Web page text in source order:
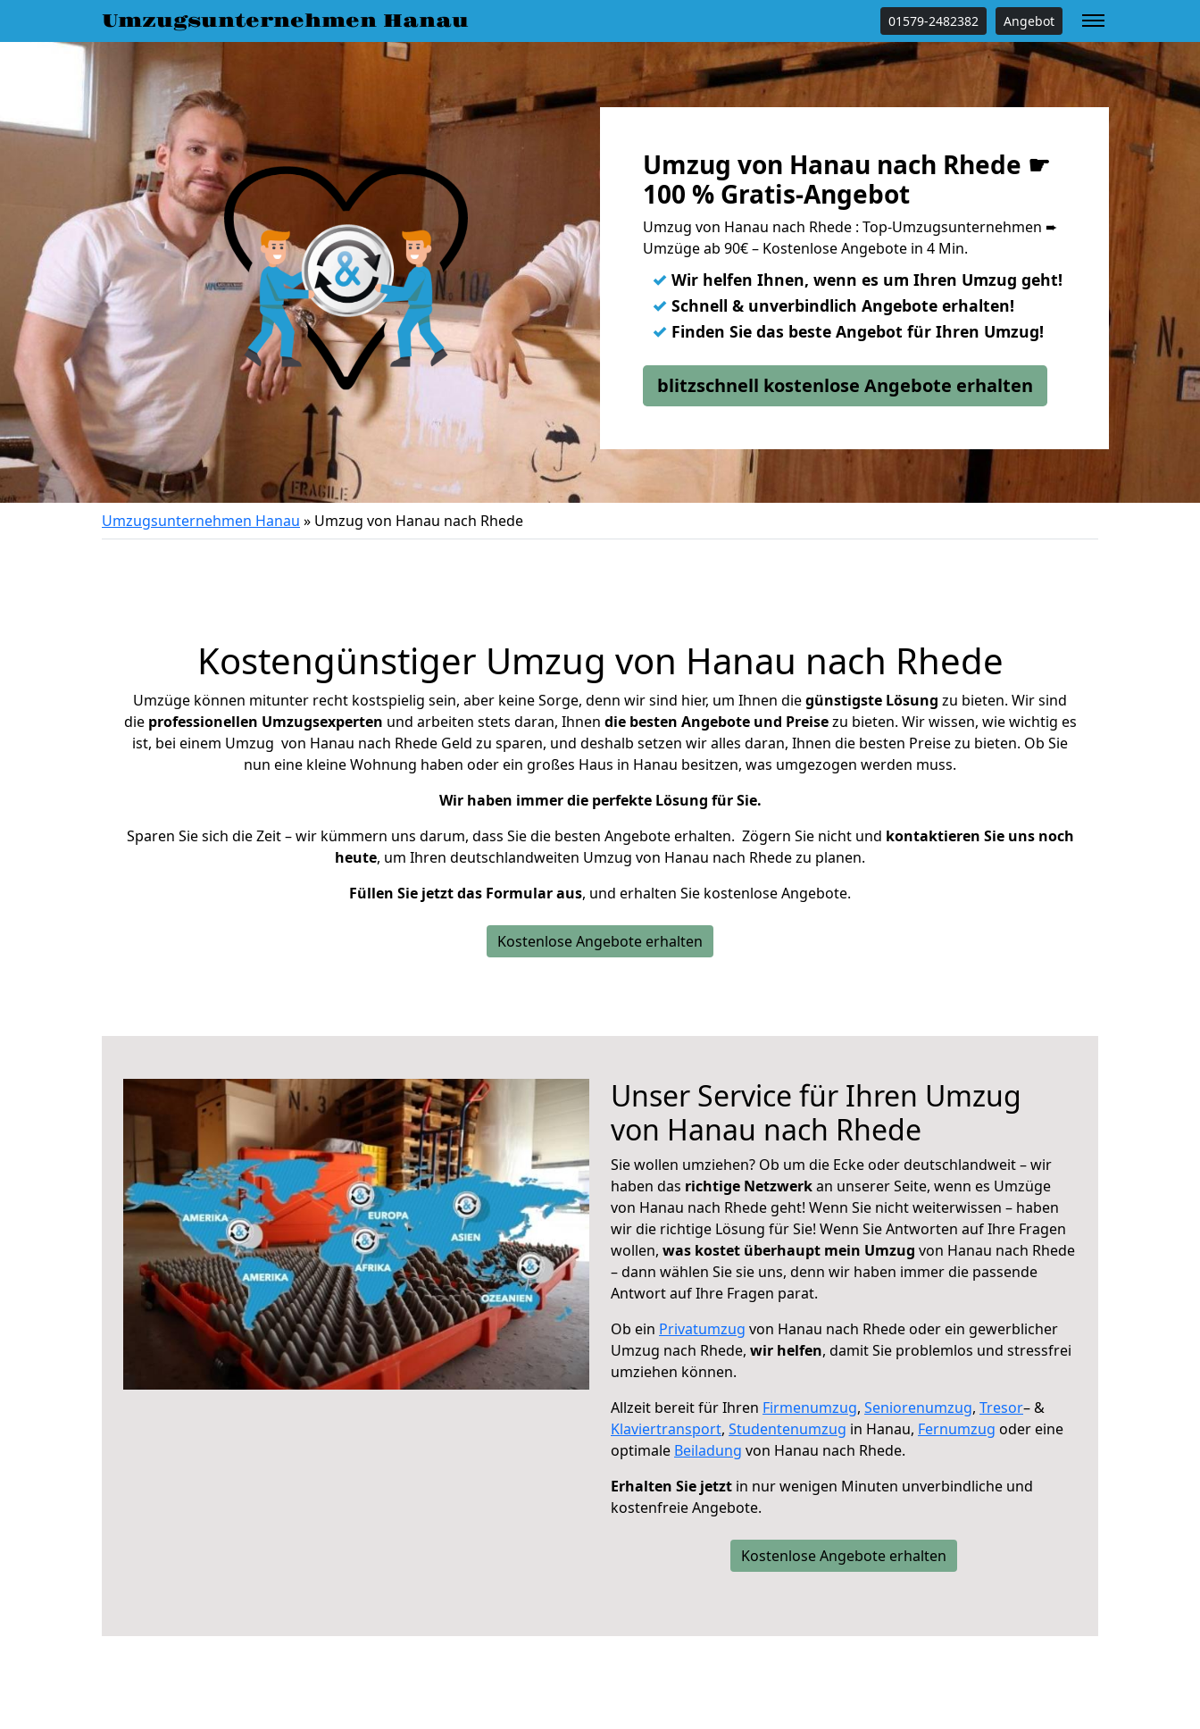
Umzugsunternehmen Hanau 01579-2482382 Angebot
Umzug von Hanau nach Rhede ☛
100 % Gratis-Angebot
Umzug von Hanau nach Rhede : Top-Umzugsunternehmen ➨
Umzüge ab 90€ – Kostenlose Angebote in 4 Min.
✓ Wir helfen Ihnen, wenn es um Ihren Umzug geht!
✓ Schnell & unverbindlich Angebote erhalten!
✓ Finden Sie das beste Angebot für Ihren Umzug!
blitzschnell kostenlose Angebote erhalten
Umzugsunternehmen Hanau » Umzug von Hanau nach Rhede
Kostengünstiger Umzug von Hanau nach Rhede
Umzüge können mitunter recht kostspielig sein, aber keine Sorge, denn wir sind hier, um Ihnen diegünstigste Lösung zu bieten. Wir sind
die professionellen Umzugsexperten und arbeiten stets daran, Ihnen die besten Angebote und Preisezu bieten. Wir wissen, wie wichtig es
ist, bei einem Umzug von Hanau nach Rhede Geld zu sparen, und deshalb setzen wir alles daran, Ihnen die besten Preise zu bieten. Ob Sie
nun eine kleine Wohnung haben oder ein großes Haus in Hanau besitzen, was umgezogen werden muss.
Wir haben immer die perfekte Lösung für Sie.
Sparen Sie sich die Zeit – wir kümmern uns darum, dass Sie die besten Angebote erhalten. Zögern Sie nicht und kontaktieren Sie uns noch
heute, um Ihren deutschlandweiten Umzug von Hanau nach Rhede zu planen.
Füllen Sie jetzt das Formular aus, und erhalten Sie kostenlose Angebote.
Kostenlose Angebote erhalten
Unser Service für Ihren Umzug
von Hanau nach Rhede
Sie wollen umziehen? Ob um die Ecke oder deutschlandweit – wir
haben das richtige Netzwerkan unserer Seite, wenn es Umzüge
von Hanau nach Rhede geht! Wenn Sie nicht weiterwissen – haben
wir die richtige Lösung für Sie! Wenn Sie Antworten auf Ihre Fragen
wollen, was kostet überhaupt mein Umzug von Hanau nach Rhede
– dann wählen Sie sie uns, denn wir haben immer die passende
Antwort auf Ihre Fragen parat.
Ob ein Privatumzug von Hanau nach Rhede oder ein gewerblicher
Umzug nach Rhede, wir helfen, damit Sie problemlos und stressfrei
umziehen können.
Allzeit bereit für Ihren Firmenumzug, Seniorenumzug, Tresor– &
Klaviertransport, Studentenumzug in Hanau, Fernumzug oder eine
optimale Beiladung von Hanau nach Rhede.
Erhalten Sie jetzt in nur wenigen Minuten unverbindliche und
kostenfreie Angebote.
Kostenlose Angebote erhalten